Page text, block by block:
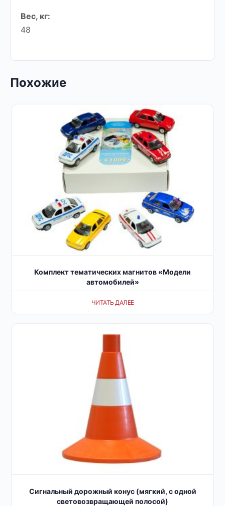
Вес, кг:
48
Похожие
Комплект тематических магнитов «Модели
автомобилей»
ЧИТАТЬ ДАЛЕЕ
Сигнальный дорожный конус (мягкий, с одной
световозвращающей полосой)